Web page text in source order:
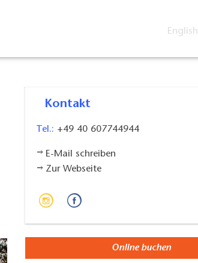
English
Kontakt
Tel.: +49 40 607744944
E-Mail schreiben
Zur Webseite
Online buchen